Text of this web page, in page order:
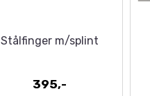
Stålfinger m/splint
395,-